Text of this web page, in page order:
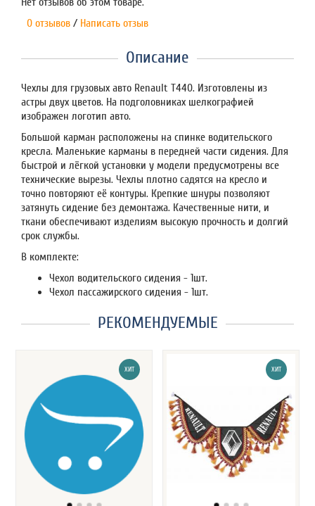
0 отзывов / Написать отзыв
Описание
Чехлы для грузовых авто Renault T440. Изготовлены из
астры двух цветов. На подголовниках шелкографией
изображен логотип авто.
Большой карман расположены на спинке водительского
кресла. Маленькие карманы в передней части сидения. Для
быстрой и лёгкой установки у модели предусмотрены все
технические вырезы. Чехлы плотно садятся на кресло и
точно повторяют её контуры. Крепкие шнуры позволяют
затянуть сидение без демонтажа. Качественные нити, и
ткани обеспечивают изделиям высокую прочность и долгий
срок службы.
В комплекте:
Чехол водительского сидения - 1шт.
Чехол пассажирского сидения - 1шт.
РЕКОМЕНДУЕМЫЕ
ХИТ ХИТ